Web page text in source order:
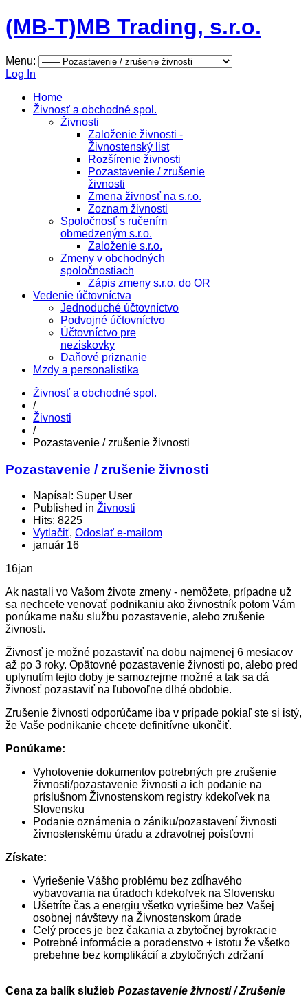
(MB-T)MB Trading, s.r.o.
Menu:
Log In
Home
Živnosť a obchodné spol.
Živnosti
Založenie živnosti -
Živnostenský list
Rozšírenie živnosti
Pozastavenie / zrušenie
živnosti
Zmena živnosť na s.r.o.
Zoznam živnosti
Spoločnosť s ručením
obmedzeným s.r.o.
Založenie s.r.o.
Zmeny v obchodných
spoločnostiach
Zápis zmeny s.r.o. do OR
Vedenie účtovníctva
Jednoduché účtovníctvo
Podvojné účtovníctvo
Účtovníctvo pre
neziskovky
Daňové priznanie
Mzdy a personalistika
Živnosť a obchodné spol.
/
Živnosti
/
Pozastavenie / zrušenie živnosti
Pozastavenie / zrušenie živnosti
Napísal: Super User
Published in Živnosti
Hits: 8225
Vytlačiť, Odoslať e-mailom
január 16
16jan
Ak nastali vo Vašom živote zmeny - nemôžete, prípadne už
sa nechcete venovať podnikaniu ako živnostník potom Vám
ponúkame našu službu pozastavenie, alebo zrušenie
živnosti.
Živnosť je možné pozastaviť na dobu najmenej 6 mesiacov
až po 3 roky. Opätovné pozastavenie živnosti po, alebo pred
uplynutím tejto doby je samozrejme možné a tak sa dá
živnosť pozastaviť na ľubovoľne dlhé obdobie.
Zrušenie živnosti odporúčame iba v prípade pokiaľ ste si istý,
že Vaše podnikanie chcete definitívne ukončiť.
Ponúkame:
Vyhotovenie dokumentov potrebných pre zrušenie
živnosti/pozastavenie živnosti a ich podanie na
príslušnom Živnostenskom registry kdekoľvek na
Slovensku
Podanie oznámenia o zániku/pozastavení živnosti
živnostenskému úradu a zdravotnej poisťovni
Získate:
Vyriešenie Vášho problému bez zdĺhavého
vybavovania na úradoch kdekoľvek na Slovensku
Ušetríte čas a energiu všetko vyriešime bez Vašej
osobnej návštevy na Živnostenskom úrade
Celý proces je bez čakania a zbytočnej byrokracie
Potrebné informácie a poradenstvo + istotu že všetko
prebehne bez komplikácií a zbytočných zdržaní
Cena za balík služieb Pozastavenie živnosti / Zrušenie